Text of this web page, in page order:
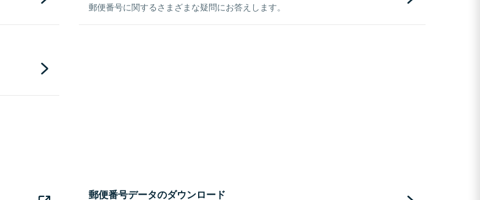
郵便番号に関するさまざまな疑問にお答えします。
郵便番号データのダウンロード